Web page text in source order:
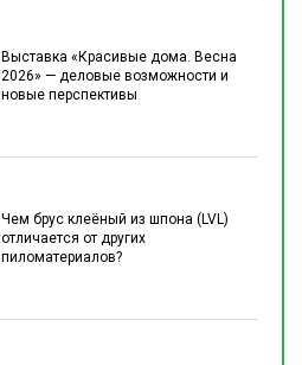
Выставка «Красивые дома. Весна
2026» — деловые возможности и
новые перспективы
Чем брус клеёный из шпона (LVL)
отличается от других
пиломатериалов?